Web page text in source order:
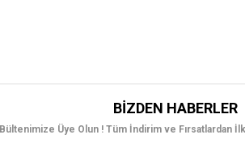
BIZDEN HABERLER
Bültenimize Üye Olun ! Tüm İndirim ve Fırsatlardan